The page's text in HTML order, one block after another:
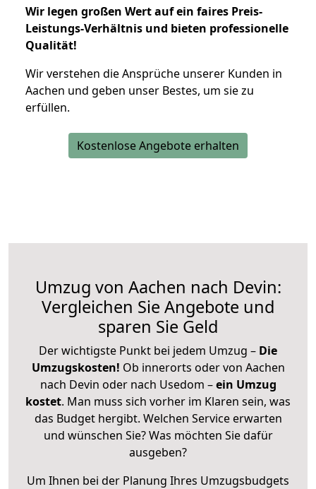
Wir legen großen Wert auf ein faires Preis-
Leistungs-Verhältnis und bieten professionelle
Qualität!
Wir verstehen die Ansprüche unserer Kunden in
Aachen und geben unser Bestes, um sie zu
erfüllen.
Kostenlose Angebote erhalten
Umzug von Aachen nach Devin:
Vergleichen Sie Angebote und
sparen Sie Geld
Der wichtigste Punkt bei jedem Umzug – Die
Umzugskosten! Ob innerorts oder von Aachen
nach Devin oder nach Usedom –ein Umzug
kostet. Man muss sich vorher im Klaren sein, was
das Budget hergibt. Welchen Service erwarten
und wünschen Sie? Was möchten Sie dafür
ausgeben?
Um Ihnen bei der Planung Ihres Umzugsbudgets